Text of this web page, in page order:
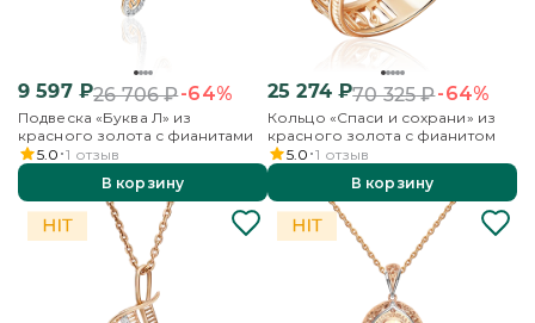
9 597₽26 706₽-64%
Подвеска «Буква Л» из
красного золота с фианитами
5.0 1 отзыв
В корзину
25 274₽70 325₽-64%
Кольцо «Спаси и сохрани» из
красного золота с фианитом
5.0 1 отзыв
В корзину